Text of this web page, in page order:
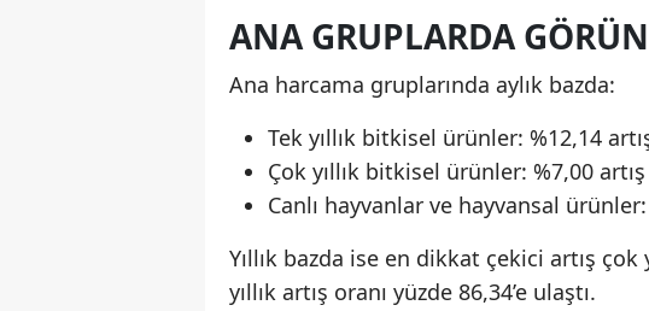
ANA GRUPLARDA
Ana harcama gruplarında aylık bazda:
Tek yıllık bitkisel ürünler: %12,14
Çok yıllık bitkisel ürünler: %7,00 artış
Canlı hayvanlar ve hayvansal ürünler:
Yıllık bazda ise en dikkat çekici artış
yıllık artış oranı yüzde 86,34’e ulaştı.